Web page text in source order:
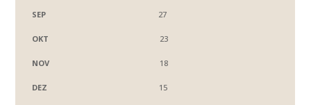
27
23
18
15